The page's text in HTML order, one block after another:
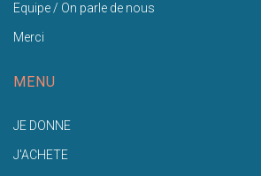
Equipe / On parle de nous
Merci
MENU
JE DONNE
J'ACHETE